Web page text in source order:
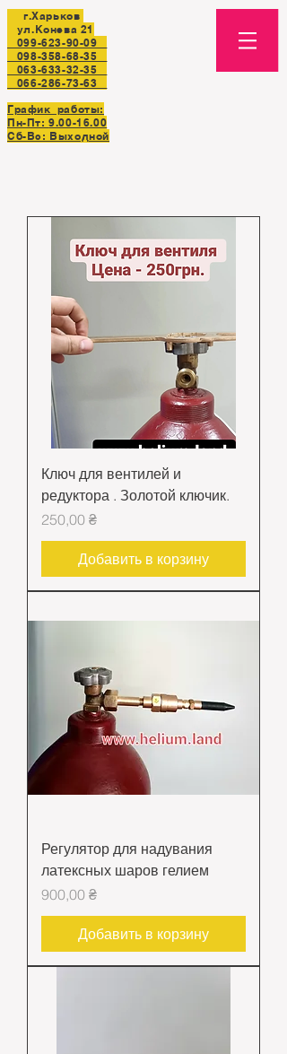
г.Харьков
ул.Конева 21
099-623-90-09
098-358-68-35
063-633-32-35
066-286-73-63
График работы:
Пн-Пт:9.00-16.00
Сб-Вс: Выходной
Ключ для вентилей и
редуктора . Золотой ключик.
Цена
250,00 ₴
Добавить в корзину
Регулятор для надувания
латексных шаров гелием
Цена
900,00 ₴
Добавить в корзину